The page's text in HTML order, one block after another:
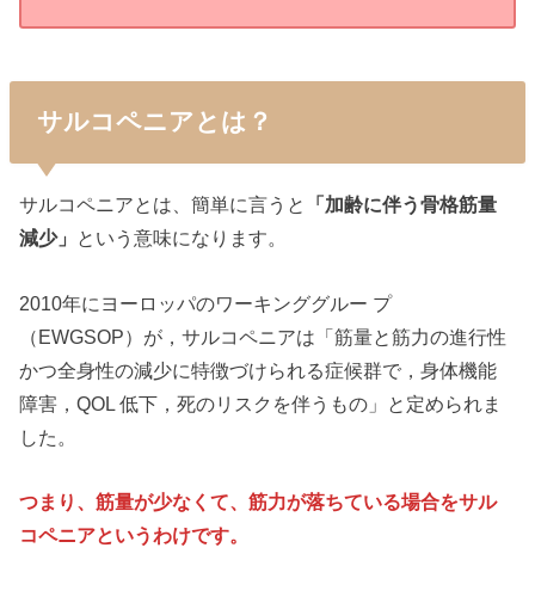
サルコペニアとは？
サルコペニアとは、簡単に言うと
「加齢に伴う骨格筋量
減少」 という意味になります。
2010年にヨーロッパのワーキンググルー プ
（EWGSOP）が，サルコペニアは「筋量と筋力の進行性
かつ全身性の減少に特徴づけられる症候群で，身体機能
障害，QOL 低下，死のリスクを伴うもの」と定められま
した。
つまり、筋量が少なくて、筋力が落ちている場合をサル
コペニアというわけです。